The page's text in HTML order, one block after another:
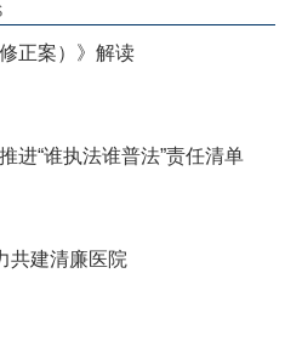
正案）》解读
进“谁执法谁普法”责任清单
共建清廉医院